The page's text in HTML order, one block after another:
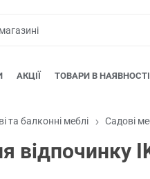
АКЦІЇ ТОВАРИ В НАЯВНОСТІ
та балконні меблі Садові
відпочинку